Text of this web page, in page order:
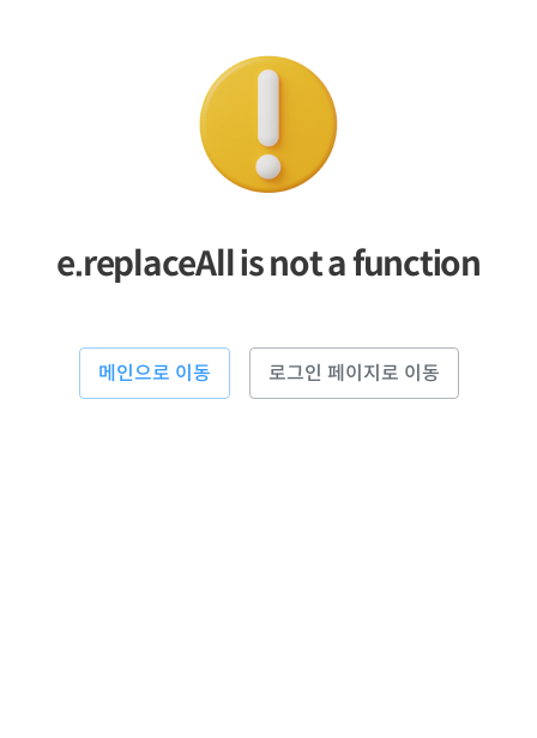
e.replaceAll is not a function
메인으로 이동 로그인 페이지로 이동